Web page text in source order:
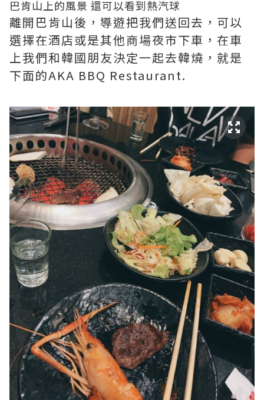
巴肯山上的風景 還可以看到熱汽球
離開巴肯山後，導遊把我們送回去，可以
選擇在酒店或是其他商場夜市下車，在車
上我們和韓國朋友決定一起去韓燒，就是
下面的AKA BBQ Restaurant.